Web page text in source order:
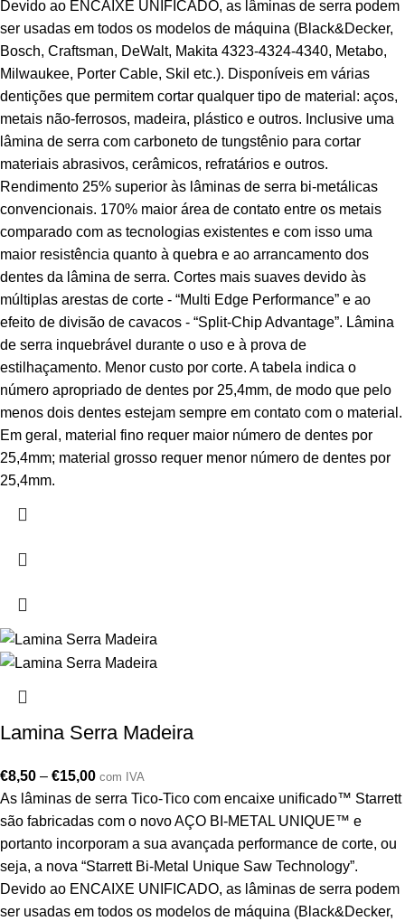
Devido ao ENCAIXE UNIFICADO, as lâminas de serra podem
ser usadas em todos os modelos de máquina (Black&Decker,
Bosch, Craftsman, DeWalt, Makita 4323-4324-4340, Metabo,
Milwaukee, Porter Cable, Skil etc.). Disponíveis em várias
dentições que permitem cortar qualquer tipo de material: aços,
metais não-ferrosos, madeira, plástico e outros. Inclusive uma
lâmina de serra com carboneto de tungstênio para cortar
materiais abrasivos, cerâmicos, refratários e outros.
Rendimento 25% superior às lâminas de serra bi-metálicas
convencionais. 170% maior área de contato entre os metais
comparado com as tecnologias existentes e com isso uma
maior resistência quanto à quebra e ao arrancamento dos
dentes da lâmina de serra. Cortes mais suaves devido às
múltiplas arestas de corte - “Multi Edge Performance” e ao
efeito de divisão de cavacos - “Split-Chip Advantage”. Lâmina
de serra inquebrável durante o uso e à prova de
estilhaçamento. Menor custo por corte. A tabela indica o
número apropriado de dentes por 25,4mm, de modo que pelo
menos dois dentes estejam sempre em contato com o material.
Em geral, material fino requer maior número de dentes por
25,4mm; material grosso requer menor número de dentes por
25,4mm.
Lamina Serra Madeira
€8,50 – €15,00 com IVA
As lâminas de serra Tico-Tico com encaixe unificado™ Starrett
são fabricadas com o novo AÇO BI-METAL UNIQUE™ e
portanto incorporam a sua avançada performance de corte, ou
seja, a nova “Starrett Bi-Metal Unique Saw Technology”.
Devido ao ENCAIXE UNIFICADO, as lâminas de serra podem
ser usadas em todos os modelos de máquina (Black&Decker,